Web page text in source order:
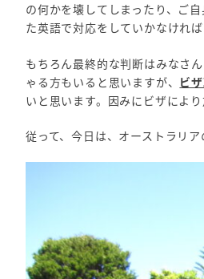
の何かを壊してしまったり、ご
た英語で対応をしていかなけれ
もちろん最終的な判断はみなさ
ゃる方もいると思いますが、 ビ
いと思います。因みにビザによ
従って、今日は、オーストラリ